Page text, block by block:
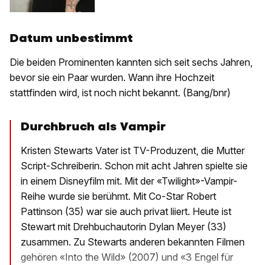
Datum unbestimmt
Die beiden Prominenten kannten sich seit sechs Jahren,
bevor sie ein Paar wurden. Wann ihre Hochzeit
stattfinden wird, ist noch nicht bekannt. (Bang/bnr)
Durchbruch als Vampir
Kristen Stewarts Vater ist TV-Produzent, die Mutter
Script-Schreiberin. Schon mit acht Jahren spielte sie
in einem Disneyfilm mit. Mit der «Twilight»-Vampir-
Reihe wurde sie berühmt. Mit Co-Star Robert
Pattinson (35) war sie auch privat liiert. Heute ist
Stewart mit Drehbuchautorin Dylan Meyer (33)
zusammen. Zu Stewarts anderen bekannten Filmen
gehören «Into the Wild» (2007) und «3 Engel für